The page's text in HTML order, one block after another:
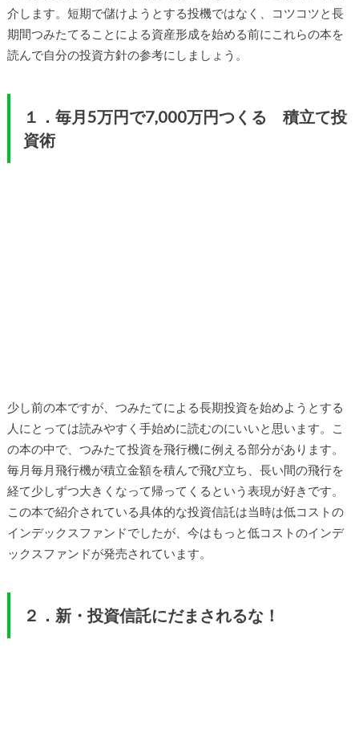
介します。短期で儲けようとする投機ではなく、コツコツと長
期間つみたてることによる資産形成を始める前にこれらの本を
読んで自分の投資方針の参考にしましょう。
１．毎月5万円で7,000万円つくる 積立て投
資術
少し前の本ですが、つみたてによる長期投資を始めようとする
人にとっては読みやすく手始めに読むのにいいと思います。こ
の本の中で、つみたて投資を飛行機に例える部分があります。
毎月毎月飛行機が積立金額を積んで飛び立ち、長い間の飛行を
経て少しずつ大きくなって帰ってくるという表現が好きです。
この本で紹介されている具体的な投資信託は当時は低コストの
インデックスファンドでしたが、今はもっと低コストのインデ
ックスファンドが発売されています。
２．新・投資信託にだまされるな！